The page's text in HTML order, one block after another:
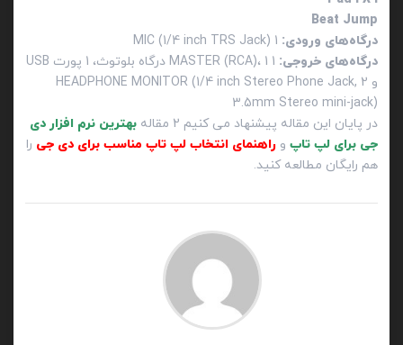
Beat Jump
درگاه‌های ورودی:
درگاه‌های خروجی:
1 MASTER (RCA)، 1 درگاه بلوتوث، 1 پورت USB
و 2 HEADPHONE MONITOR (1/4 inch Stereo Phone Jack,
3.5mm Stereo mini-jack)
در پایان این مقاله پیشنهاد می کنیم 2 مقاله
بهترین نرم افزار دی
جی برای لپ تاپو راهنمای انتخاب لپ تاپ مناسب برای دی جی را
هم رایگان مطالعه کنید.